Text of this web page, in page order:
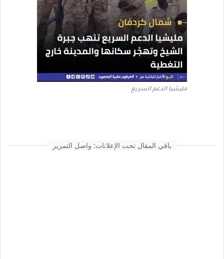
مليشيا الدعم السريع
باقي المقال تحت الإعلانات: واصل التمرير